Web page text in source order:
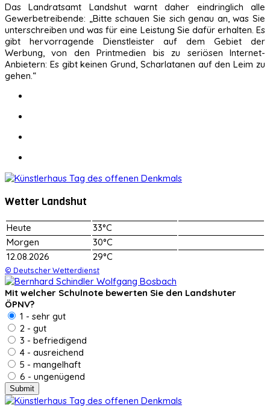
Das Landratsamt Landshut warnt daher eindringlich alle
Gewerbetreibende: „Bitte schauen Sie sich genau an, was Sie
unterschreiben und was für eine Leistung Sie dafür erhalten. Es
gibt hervorragende Dienstleister auf dem Gebiet der
Werbung, von den Printmedien bis zu seriösen Internet-
Anbietern: Es gibt keinen Grund, Scharlatanen auf den Leim zu
gehen.“
Wetter Landshut
Heute
33°C
Morgen
30°C
12.08.2026
29°C
© Deutscher Wetterdienst
Mit welcher Schulnote bewerten Sie den Landshuter
ÖPNV?
1 - sehr gut
2 - gut
3 - befriedigend
4 - ausreichend
5 - mangelhaft
6 - ungenügend